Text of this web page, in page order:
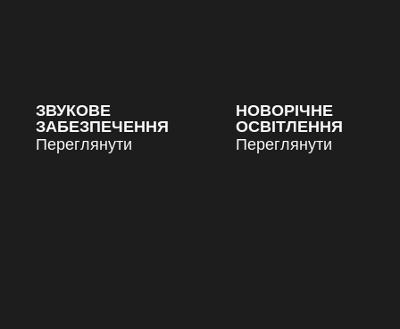
ЗВУКОВЕ
ЗАБЕЗПЕЧЕННЯ
Переглянути
НОВОРІЧНЕ
ОСВІТЛЕННЯ
Переглянути